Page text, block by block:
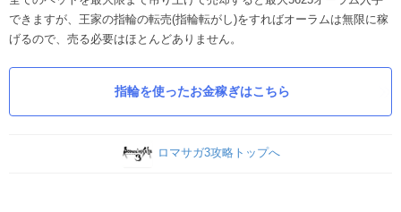
できますが、王家の指輪の転売(指輪転がし)をすればオーラムは無限に稼
げるので、売る必要はほとんどありません。
指輪を使ったお金稼ぎはこちら
ロマサガ3攻略トップへ